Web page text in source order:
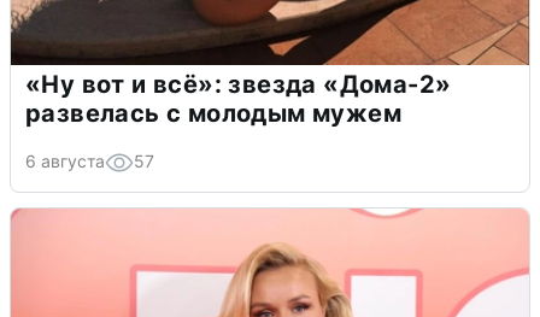
«Ну вот и всё»: звезда «Дома-2»
развелась с молодым мужем
6 августа 57